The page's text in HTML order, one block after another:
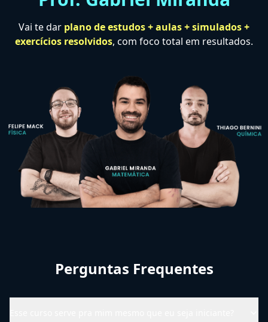
Vai te dar plano de estudos + aulas + simulados +
exercícios resolvidos, com foco total em resultados.
Perguntas Frequentes